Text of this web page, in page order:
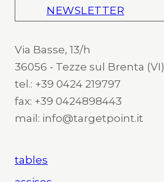
NEWSLETTER
Via Basse, 13/h
36056 - Tezze sul Brenta (VI)
tel.: +39 0424 219797
fax: +39 0424898443
mail: info@targetpoint.it
tables